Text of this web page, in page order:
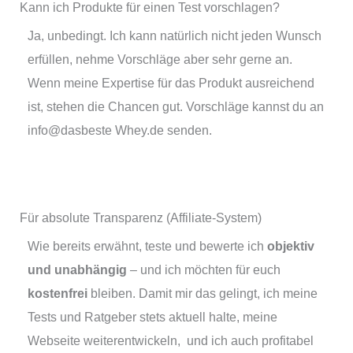
Kann ich Produkte für einen Test vorschlagen?
Ja, unbedingt. Ich kann natürlich nicht jeden Wunsch
erfüllen, nehme Vorschläge aber sehr gerne an.
Wenn meine Expertise für das Produkt ausreichend
ist, stehen die Chancen gut. Vorschläge kannst du an
info@dasbeste Whey.de senden.
Für absolute Transparenz (Affiliate-System)
Wie bereits erwähnt, teste und bewerte ich objektiv
und unabhängig – und ich möchten für euch
kostenfrei bleiben. Damit mir das gelingt, ich meine
Tests und Ratgeber stets aktuell halte, meine
Webseite weiterentwickeln, und ich auch profitabel